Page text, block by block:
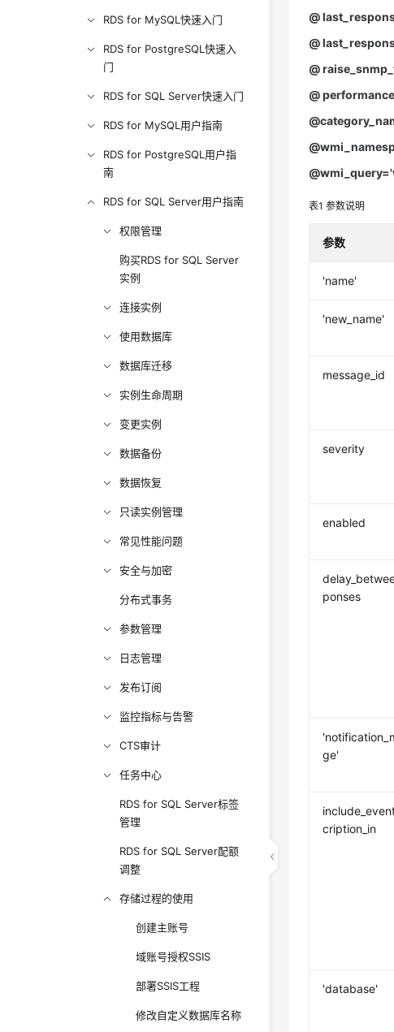
RDS for MySQL快速入门
RDS for PostgreSQL快速入
门
RDS for SQL Server快速入门
RDS for MySQL用户指南
RDS for PostgreSQL用户指
南
RDS for SQL Server用户指南
权限管理
购买RDS for SQL Server
实例
连接实例
使用数据库
数据库迁移
实例生命周期
变更实例
数据备份
数据恢复
只读实例管理
常见性能问题
安全与加密
分布式事务
参数管理
日志管理
发布订阅
监控指标与告警
CTS审计
任务中心
RDS for SQL Server标签
管理
RDS for SQL Server配额
调整
存储过程的使用
创建主账号
域账号授权SSIS
部署SSIS工程
修改自定义数据库名称
@
@
@
@
表1参数说明
参数
'name'
'new_name'
message_id
severity
enabled
ponses
ge'
cription_in
'database'